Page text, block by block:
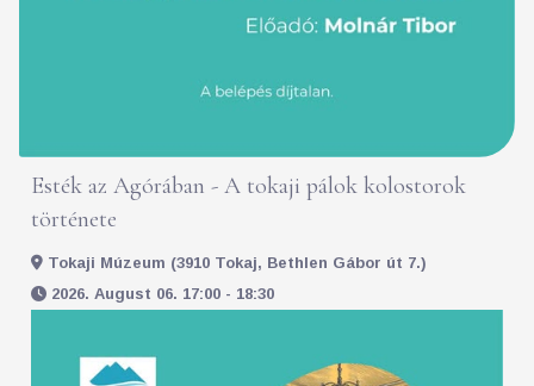
Esték az Agórában - A tokaji pálok kolostorok
története
Tokaji Múzeum (3910 Tokaj, Bethlen Gábor út 7.)
2026. August 06. 17:00 - 18:30